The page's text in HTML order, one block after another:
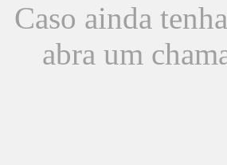
Caso ainda
abra um